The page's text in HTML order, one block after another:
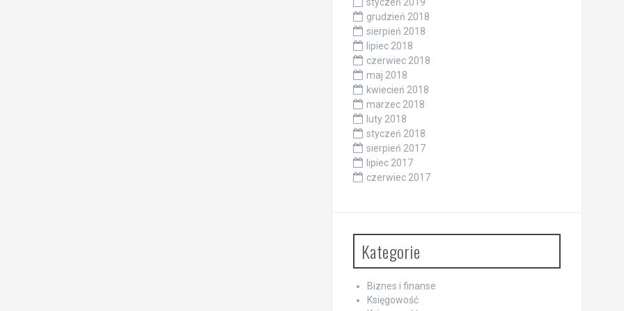
grudzień 2018
sierpień 2018
lipiec 2018
czerwiec 2018
maj 2018
kwiecień 2018
marzec 2018
luty 2018
styczeń 2018
sierpień 2017
lipiec 2017
czerwiec 2017
Kategorie
Biznes i finanse
Księgowość